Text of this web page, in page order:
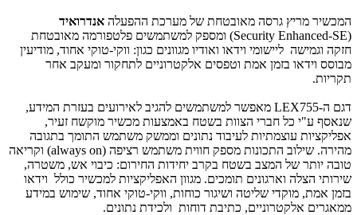
המכשיר מריץ גרסה מאובטחת של מערכת ההפעלה אנדרואיד
(
SE
-
Security Enhanced) ומספק למשתמשים פלטפורמה מאובטחת
חזקה וגמישה ליישומי וידאו ואודיו מגוונים כגון: ווקי-טוקי אחוד, מודיעין
מבוסס וידאו בזמן אמת וטפסים אלקטרוניים לתחקור ומעקב אחר
תקריות.
דגם ה-LEX755 מאפשר למשתמשים להגיב לאירועים בעזרת המידע,
שנאסף ע"י כל חברי הצוות בשטח באמצעות מכשיר מוקשח זעיר,
אפליקציות עוצמתיות לעיבוד נתונים וממשק משתמש התומך בתגובה
מהירה. שילוב התכונות מספק חווית משתמש רציפה (always on) וקריאה
טובה יותר של המצב בשטח בקרב יחידות החירום: כיבוי אש, משטרה,
שירותי הצלה וארגונים תומכים. מגוון האפליקציות למכשיר כולל וידאו
בזמן אמת, מוקדי שליטה ושיגור כוחות, ווקי-טוקי אחוד, שימוש במידע
ממאגרים אלקטרוניים, כתיבת דוחות ולכידת נתונים.